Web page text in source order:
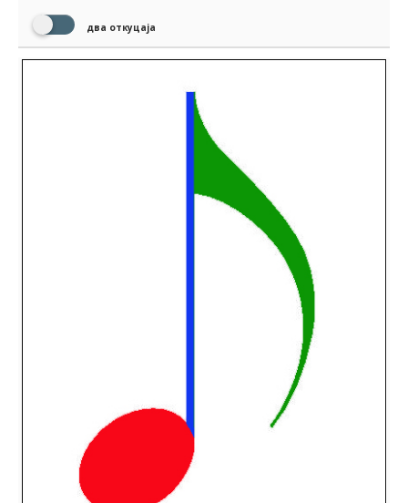
два откуцаја